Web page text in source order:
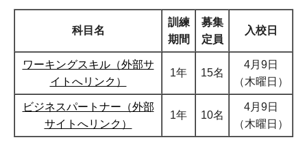
科目名
訓練
期間
募集
定員
入校日
ワーキングスキル（外部サ
イトへリンク）
1年 15名
4月9日
（木曜日）
ビジネスパートナー（外部
サイトへリンク）
1年 10名
4月9日
（木曜日）